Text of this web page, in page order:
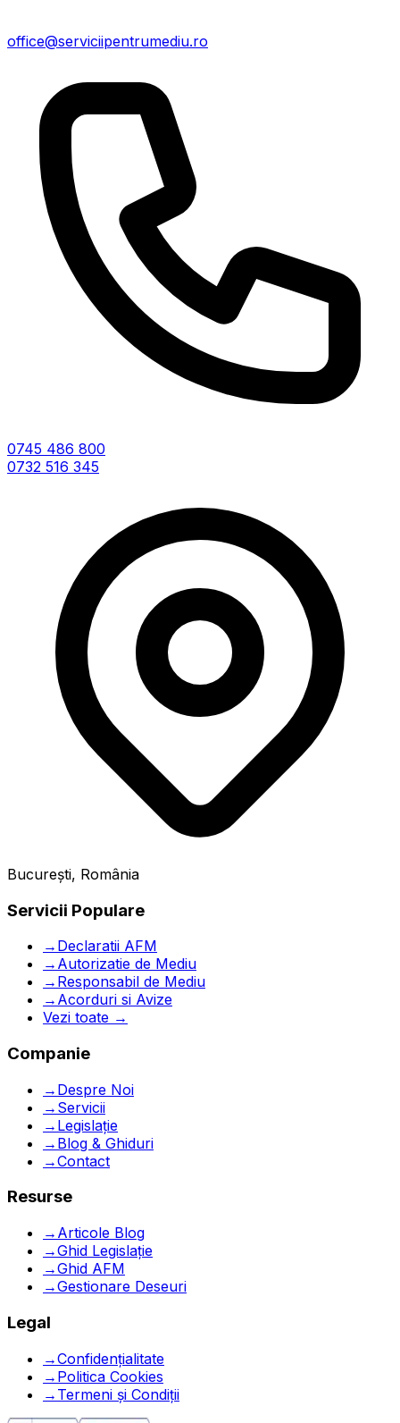
office@serviciipentrumediu.ro
0745 486 800
0732 516 345
București, România
Servicii Populare
→ Declaratii AFM
→ Autorizatie de Mediu
→ Responsabil de Mediu
→ Acorduri si Avize
Vezi toate →
Companie
→ Despre Noi
→ Servicii
→ Legislație
→ Blog & Ghiduri
→Contact
Resurse
→ Articole Blog
→Ghid Legislație
→Ghid AFM
→Gestionare Deseuri
Legal
→Confidențialitate
→ Politica Cookies
→ Termeni și Condiții